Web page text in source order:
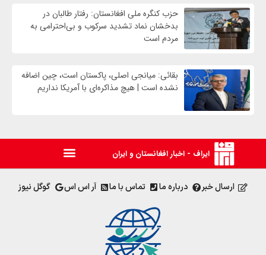
حزب کنگره ملی افغانستان: رفتار طالبان در
بدخشان نماد تشدید سرکوب و بی‌احترامی به
مردم است
بقائی: میانجی اصلی، پاکستان است، چین اضافه
نشده است | هیچ مذاکره‌ای با آمریکا نداریم
ایراف - اخبار افغانستان و ایران
ارسال خبر درباره ما تماس با ما آر اس اس گوگل نیوز